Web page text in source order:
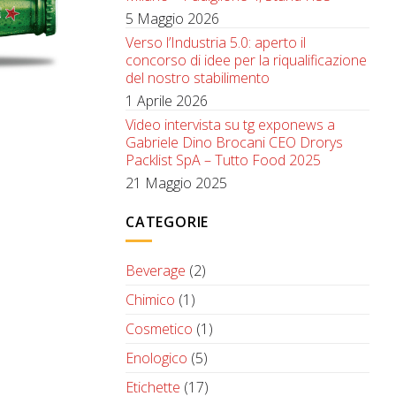
5 Maggio 2026
Verso l’Industria 5.0: aperto il
concorso di idee per la riqualificazione
del nostro stabilimento
1 Aprile 2026
Video intervista su tg exponews a
Gabriele Dino Brocani CEO Drorys
Packlist SpA – Tutto Food 2025
21 Maggio 2025
CATEGORIE
Beverage (2)
Chimico (1)
Cosmetico (1)
Enologico (5)
Etichette (17)